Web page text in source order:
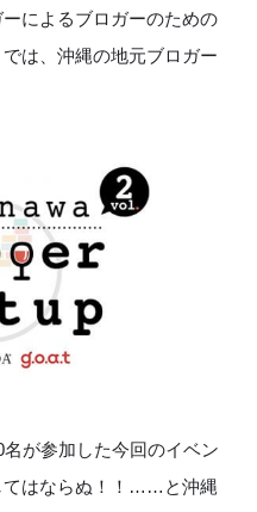
によるブロガーのための
は、沖縄の地元ブロガー
名が参加した今回のイベン
てはならぬ！！……と沖縄